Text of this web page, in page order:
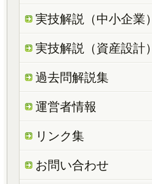
実技解説（中小企業）
実技解説（資産設計）
過去問解説集
運営者情報
リンク集
お問い合わせ